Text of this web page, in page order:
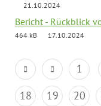
21.10.2024
Bericht - Rückblick
464 kB
17.10.2024
1
18
19 20